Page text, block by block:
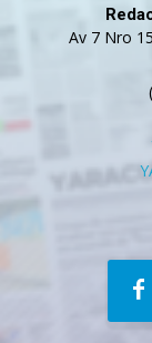
Av 7 Nro